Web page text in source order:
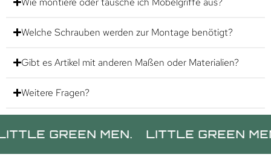
Welche Schrauben werden zur Montage benötigt?
Gibt es Artikel mit anderen Maßen oder Materialien?
Weitere Fragen?
GREEN MEN. LITTLE GREEN MEN.